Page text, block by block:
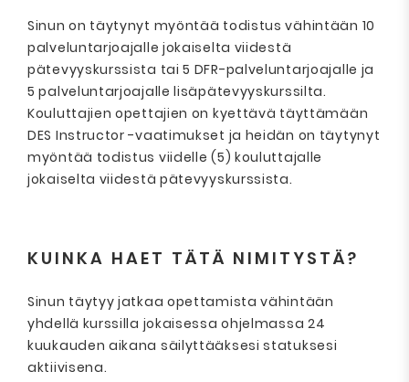
Sinun on täytynyt myöntää todistus vähintään 10
palveluntarjoajalle jokaiselta viidestä
pätevyyskurssista tai 5 DFR-palveluntarjoajalle ja
5 palveluntarjoajalle lisäpätevyyskurssilta.
Kouluttajien opettajien on kyettävä täyttämään
DES Instructor -vaatimukset ja heidän on täytynyt
myöntää todistus viidelle (5) kouluttajalle
jokaiselta viidestä pätevyyskurssista.
KUINKA HAET TÄTÄ NIMITYSTÄ?
Sinun täytyy jatkaa opettamista vähintään
yhdellä kurssilla jokaisessa ohjelmassa 24
kuukauden aikana säilyttääksesi statuksesi
aktiivisena.